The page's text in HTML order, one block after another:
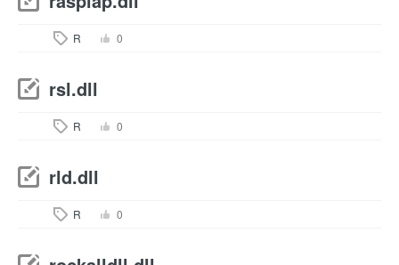
R 0
rsl.dll
R 0
rld.dll
R 0